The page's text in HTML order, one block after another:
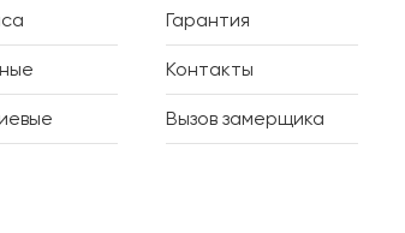
Гарантия
Контакты
Вызов замерщика